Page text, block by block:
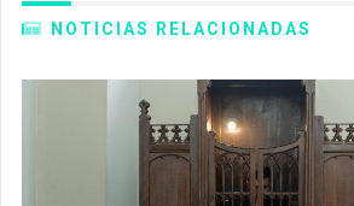
NOTICIAS RELACIONADAS